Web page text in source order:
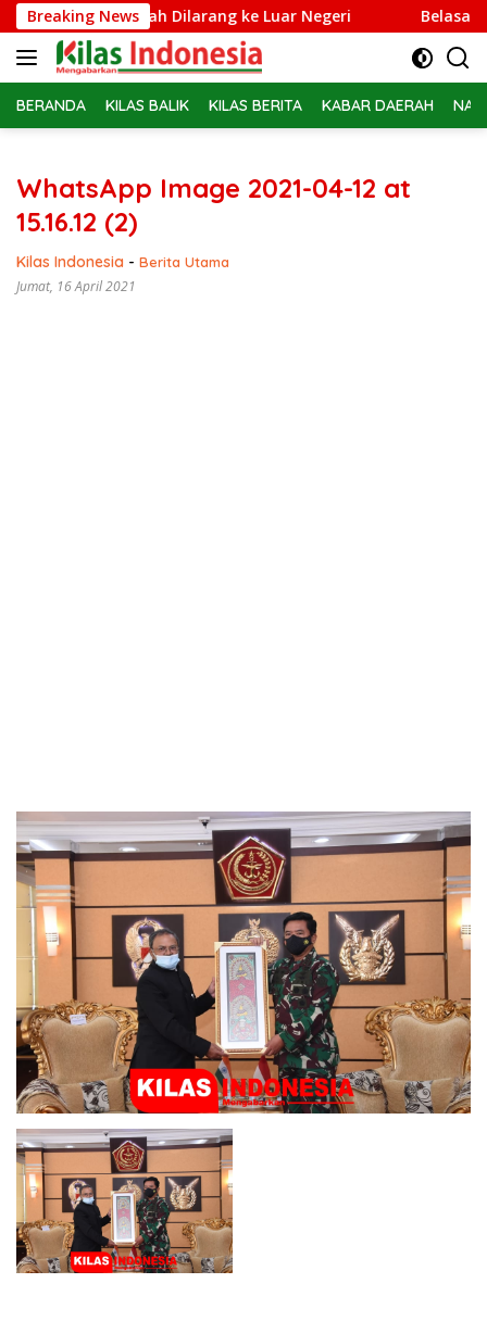
Langsung
ke
konten
Breaking News
Adriansyah Dilarang ke Luar Negeri Belasan
BERANDA KILAS BALIK KILAS BERITA KABAR DAERAH
WhatsApp Image 2021-04-12 at
15.16.12 (2)
Kilas Indonesia - Berita Utama
Jumat, 16 April 2021